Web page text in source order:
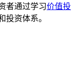
者通过学习价值投
投资体系。